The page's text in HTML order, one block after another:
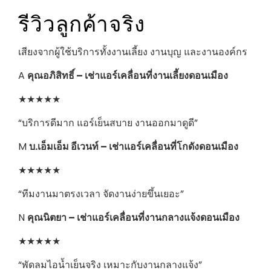
รีวิวลูกค้าจริง
เสียงจากผู้ใช้บริการทั้งงานเลี้ยง งานบุญ และงานองค์กร
A คุณอภิสิทธิ์ – เช่าแอร์เคลื่อนที่งานเลี้ยงดอนเมือง
★★★★★
“บริการดีมาก แอร์เย็นสบาย งานออกมาดูดี”
Mบ.เอ็มเอ็ม อีเวนท์ – เช่าแอร์เคลื่อนที่โกดังดอนเมือง
★★★★★
“ทีมงานมาตรงเวลา จัดงานง่ายขึ้นเยอะ”
N คุณนิตยา – เช่าแอร์เคลื่อนที่งานกลางแจ้งดอนเมือง
★★★★★
“พัดลมไอน้ำเย็นจริง เหมาะกับงานกลางแจ้ง”